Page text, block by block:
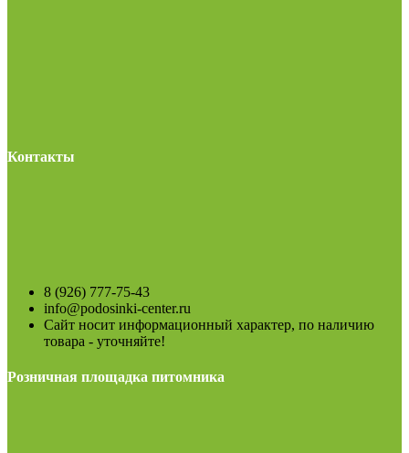
Контакты
8 (926) 777-75-43
info@podosinki-center.ru
Сайт носит информационный характер, по наличию
товара - уточняйте!
Розничная площадка питомника